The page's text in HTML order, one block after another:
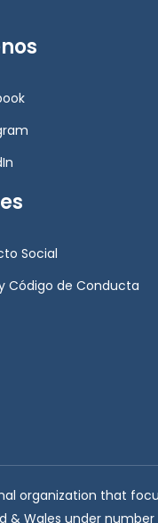
Social
Código de Conducta
organization that
Wales under number